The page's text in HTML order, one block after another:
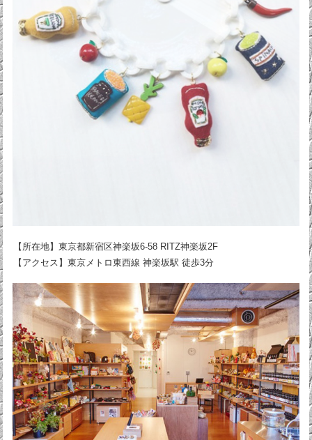
【所在地】東京都新宿区神楽坂6-58 RITZ神楽坂2F
【アクセス】東京メトロ東西線 神楽坂駅 徒歩3分